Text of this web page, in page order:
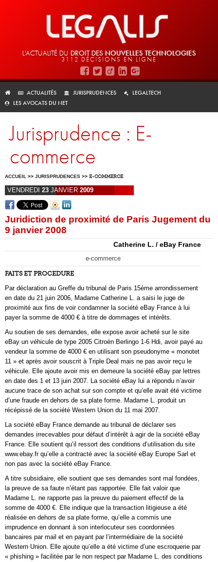
L'ACTUALITÉ DU DROIT DES NOUVELLES TECHNOLOGIES
3112 DÉCISIONS EN LIGNE
ACTUALITÉS JURISPRUDENCES
LEGALTECH
LES AVOCATS DU NET
Jurisprudence : E-
commerce
ACCUEIL >> JURISPRUDENCES >> E-COMMERCE
VENDREDI 23 JANVIER 2009
Juridiction de proximité de Paris Jugement du
9 janvier 2008
Catherine L. / eBay France
e-commerce
FAITS ET PROCEDURE
Par déclaration au Greffe du tribunal de Paris 15ème arrondissement
en date du 21 juin 2006, Madame Catherine L. a saisi le juge de
proximité aux fins de voir condamner la société eBay France à lui
payer la somme de 4000 € à titre de dommages et intérêts.
Au soutien de ses demandes, elle expose avoir acheté sur le site
eBay un véhicule de type 2005 Citroën Berlingo 1-6 Hdi, avoir payé au
vendeur la somme de 4000 € en utilisant son pseudonyme « monotet
11 » et après avoir souscrit à Triple Deal mais ne pas avoir reçu le
véhicule. Elle ajoute avoir mis en demeure la société eBay par lettres
en date des 1 et 13 juin 2007. La société eBay lui a répondu n’avoir
aucune trace de son achat sur son compte et qu’elle avait été victime
d’une fraude en dehors de sa plate forme. Madame L. produit un
récépissé de la société Western Union du 11 mai 2007.
La société eBay France demande au tribunal de déclarer ses
demandes irrecevables pour défaut d’intérêt à agir de la société eBay
France. Elle soutient qu’il ressort des conditions d’utilisation du site
www.ebay.fr qu’elle a contracté avec la société eBay Europe Sarl et
non pas avec la société eBay France.
A titre subsidiaire, elle soutient que ses demandes sont mal fondées,
la preuve de sa faute n’étant pas rapportée. Elle fait valoir que
Madame L. ne rapporte pas la preuve du paiement effectif de la
somme de 4000 €. Elle indique que la transaction litigieuse a été
réalisée en dehors de sa plate forme, qu’elle a commis une
imprudence en donnant à son interlocuteur ses coordonnées
bancaires par mail et en payant par l’intermédiaire de la société
Western Union. Elle ajoute qu’elle a été victime d’une escroquerie par
« phishing » facilitée par le non respect par Madame L. des conditions